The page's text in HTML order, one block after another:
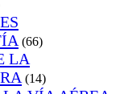
(66)
LA
(14)